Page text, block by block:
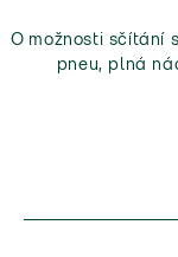
O možnosti sčítání
pneu, plná